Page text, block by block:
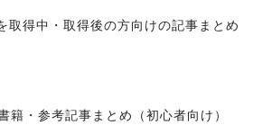
取得中・取得後の方向けの記事まとめ
籍・参考記事まとめ（初心者向け）